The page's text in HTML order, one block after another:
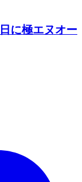
に極エヌオー